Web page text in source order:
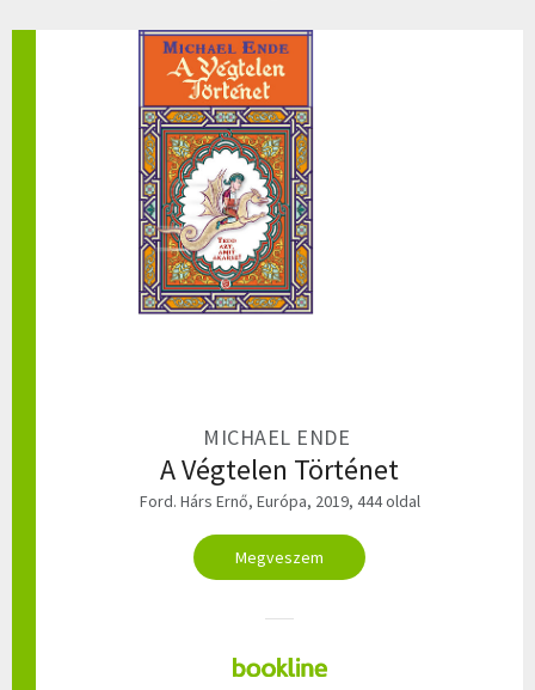
MICHAEL ENDE
A Végtelen Történet
Ford. Hárs Ernő, Európa, 2019, 444 oldal
Megveszem